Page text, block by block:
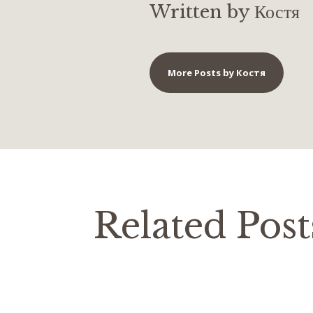
Written by Костя
More Posts by Костя
Related